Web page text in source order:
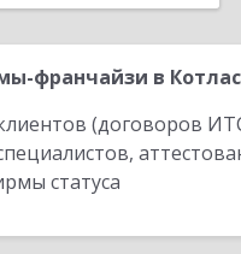
франчайзи в
(договоров
статуса